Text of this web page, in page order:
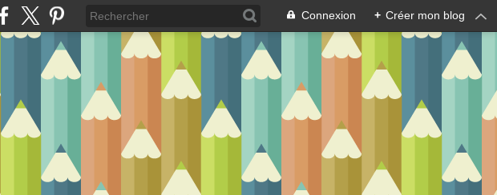
Connexion + Créer mon blog